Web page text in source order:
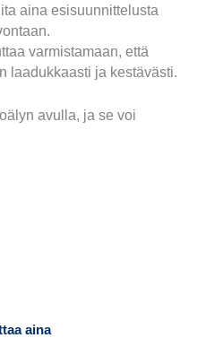
aina esisuunnittelusta
varmistamaan, että
laadukkaasti ja kestävästi.
avulla, ja se voi
aina